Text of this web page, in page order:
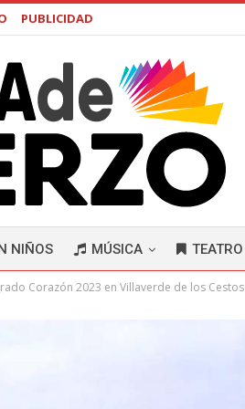
PUBLICIDAD
NIÑOS MÚSICA TEATRO
Corazón 2023 en Villaverde de los Cestos